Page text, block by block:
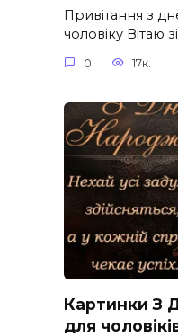
Привітання з
чоловіку Вітаю
0 17к.
Картинки З
для